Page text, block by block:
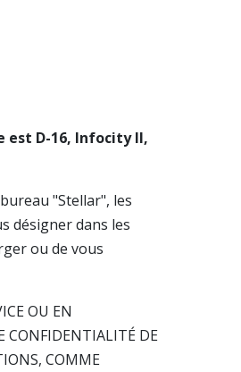
D-16, Infocity II,
"Stellar", les
désigner dans les
ou de vous
OU EN
CONFIDENTIALITÉ DE
COMME